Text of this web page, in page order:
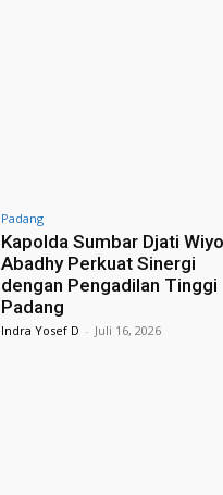
Padang
Kapolda Sumbar Djati
Abadhy Perkuat Sinergi
dengan Pengadilan Tinggi
Padang
Indra Yosef D - Juli 16, 2026